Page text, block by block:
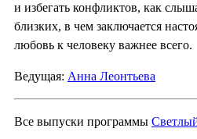
и избегать конфликтов, как
близких, в чем заключается
любовь к человеку важнее всего.
Ведущая: Анна Леонтьева
Все выпуски программы